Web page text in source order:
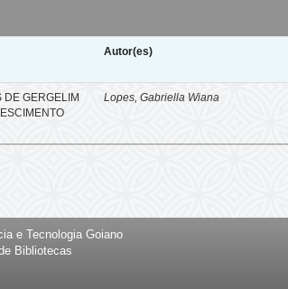
Autor(es)
DE GERGELIM
Lopes, Gabriella Wiana
e Tecnologia Goiano
Bibliotecas